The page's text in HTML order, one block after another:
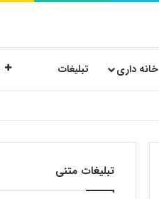
خانه داری تبلیغات
تبلیغات متنی